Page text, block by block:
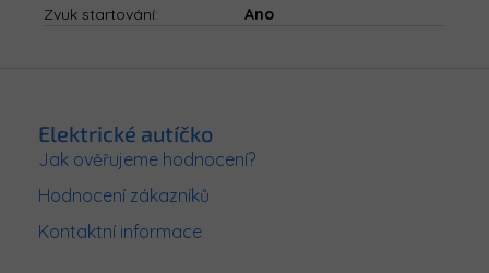
Zvuk startování: Ano
Elektrické autíčko
Jak ověřujeme hodnocení?
Hodnocení zákazníků
Kontaktní informace